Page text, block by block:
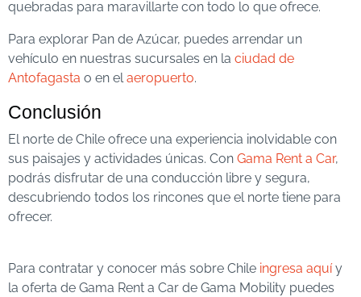
quebradas para maravillarte con todo lo que ofrece.
Para explorar Pan de Azúcar, puedes arrendar un
vehículo en nuestras sucursales en la ciudad de
Antofagasta o en elaeropuerto.
Conclusión
El norte de Chile ofrece una experiencia inolvidable con
sus paisajes y actividades únicas. Con Gama Rent a Car,
podrás disfrutar de una conducción libre y segura,
descubriendo todos los rincones que el norte tiene para
ofrecer.
Para contratar y conocer más sobre Chile ingresa aquíy
la oferta de Gama Rent a Car de Gama Mobility puedes